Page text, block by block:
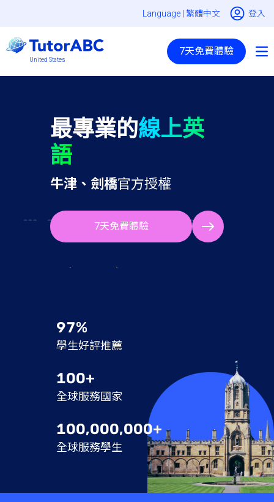
Language | 繁體中文 登入
United States
7天免費體驗
最專業的線上英
語
牛津、劍橋官方授權
7天免費體驗
97%
學生好評推薦
100+
全球服務國家
100,000,000+
全球服務學生